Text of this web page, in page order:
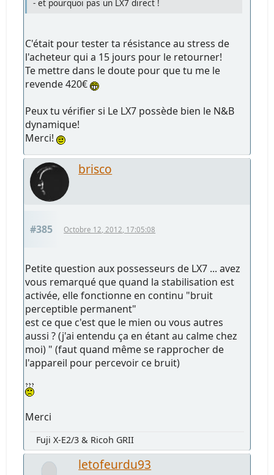
- et pourquoi pas un LX7 direct !
C'était pour tester ta résistance au stress de
l'acheteur qui a 15 jours pour le retourner!
Te mettre dans le doute pour que tu me le
revende 420€
Peux tu vérifier si Le LX7 possède bien le N&B
dynamique!
Merci!
brisco
#385 Octobre 12, 2012, 17:05:08
Petite question aux possesseurs de LX7 ... avez
vous remarqué que quand la stabilisation est
activée, elle fonctionne en continu "bruit
perceptible permanent"
est ce que c'est que le mien ou vous autres
aussi ? (j'ai entendu ça en étant au calme chez
moi) " (faut quand même se rapprocher de
l'appareil pour percevoir ce bruit)
Merci
Fuji X-E2/3 & Ricoh GRII
letofeurdu93